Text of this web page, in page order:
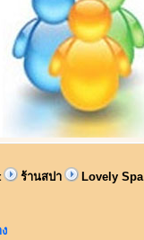
ร้านสปา Lovely Spa